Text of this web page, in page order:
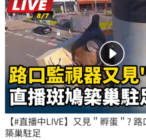
【#直播中LIVE】又見＂孵蛋＂?
築巢駐足